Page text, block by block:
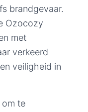
brandgevaar.
Ozocozy
met
verkeerd
veiligheid in
om te